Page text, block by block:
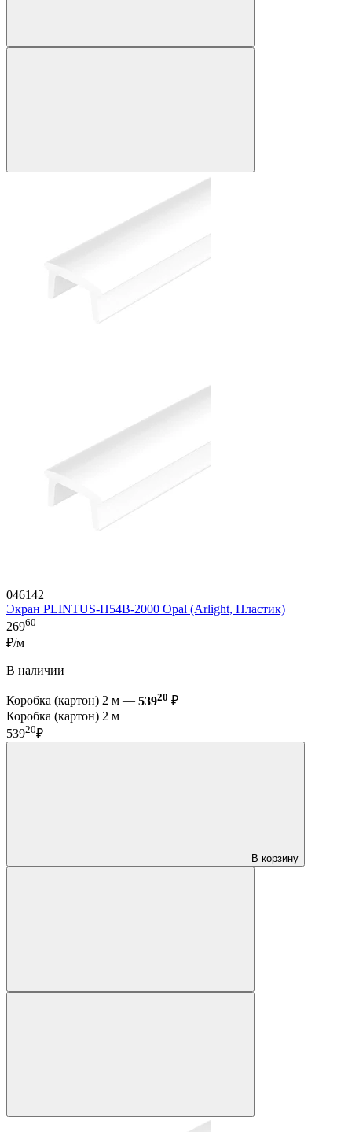
046142
Экран PLINTUS-H54B-2000 Opal (Arlight, Пластик)
26960
₽/м
В наличии
Коробка (картон) 2 м — 53920 ₽
Коробка (картон) 2 м
53920₽
В корзину